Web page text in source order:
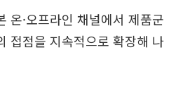
온·오프라인 채널에서 제품군
접점을 지속적으로 확장해 나